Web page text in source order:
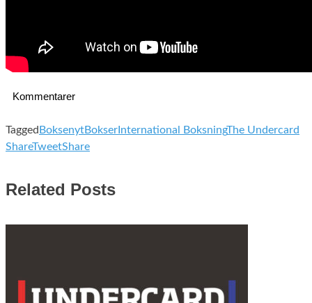
Kommentarer
Tagged BoksenytBokser International BoksningThe Undercard
ShareTweetShare
Related Posts